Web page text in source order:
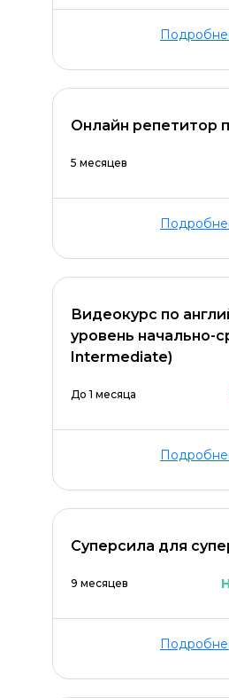
Онлайн репетитор
5 месяцев
Видеокурс по
уровень начально-
Intermediate)
До 1 месяца
Суперсила для
9 месяцев